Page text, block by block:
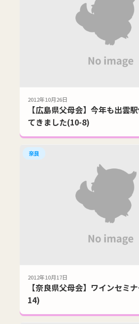
2012年10月26日
【広島県父母会】今年も出雲
てきました(10-8)
奈良
2012年10月17日
【奈良県父母会】ワインセミ
14)